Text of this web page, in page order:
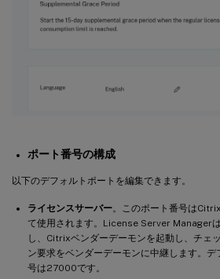
ポート番号の構成
以下のデフォルトポートを編集できます。
ライセンスサーバー。このポート番号は
て使用されます。License Server Manager
し、Citrixベンダーデーモンを起動し、チェ
ン要求をベンダーデーモンに中継します。
号は27000です。